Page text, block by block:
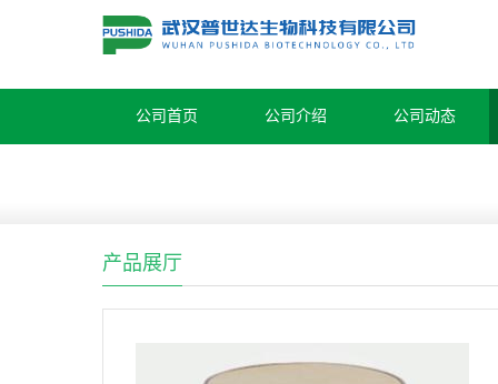
公司首页 公司介绍 公司动态
产品展厅